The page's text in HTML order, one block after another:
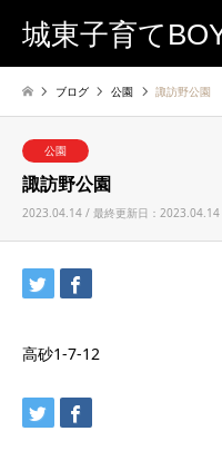
城東子育て
ブログ 公園 諏訪野公園
公園
諏訪野公園
2023.04.14 / 最終更新日：2023.04.14
高砂1-7-12